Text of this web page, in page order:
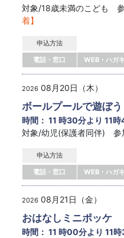
対象/18歳未満のこども
着】
申込方法
電話・窓口
WEB・ハガキ
2026 08月20日（木）
ボールプールで遊ぼう
時間： 11 時30分より 11
対象/幼児(保護者同伴)
申込方法
電話・窓口
WEB・ハガキ
2026 08月21日（金）
おはなしミニポッケ
時間： 11 時00分より 11